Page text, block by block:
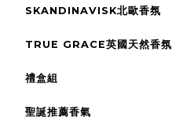
SKANDINAVISK北歐香氛
TRUE GRACE英國天然香氛
禮盒組
聖誕推薦香氣